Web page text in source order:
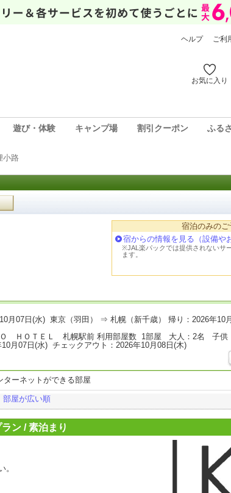
ヘルプ ご利
お気に入り
遊び・体験 キャンプ場 割引クーポン ふる
小路
宿泊のみの
宿からの情報を見る（設備や
※JAL楽パックでは提供されないサ
ます。
月07日(水) 東京（羽田） ⇒ 札幌（新千歳） 帰り：2026年10
ＨＯＴＥＬ 札幌駅前 利用部屋数 1部屋 大人：2名 子供：
月07日(水) チェックアウト：2026年10月08日(木)
ターネットができる部屋
部屋が広い順
ン / 素泊まり
。